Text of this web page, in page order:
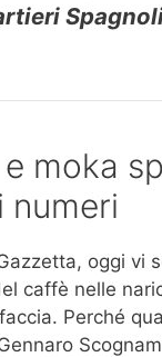
moka
numeri
oggi vi
caffè nelle
Perché